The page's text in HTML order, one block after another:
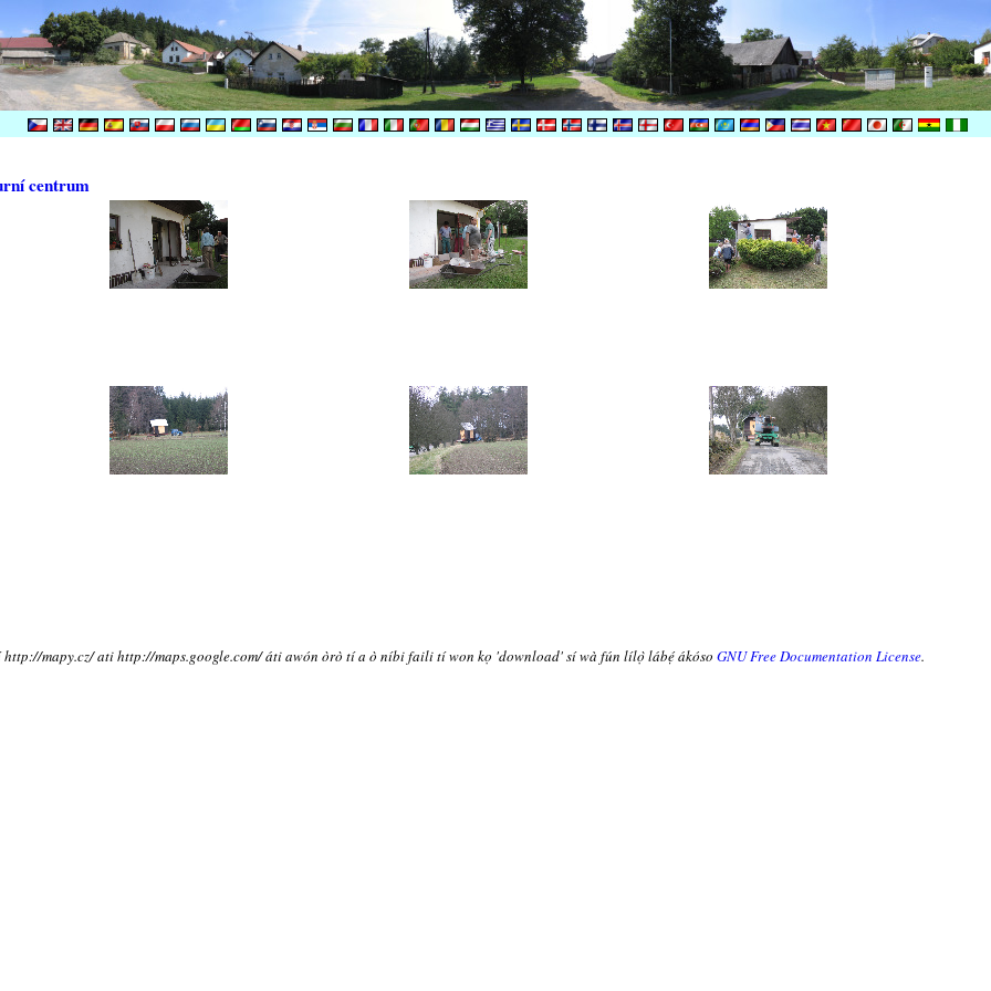
centrum
mapy.cz/ ati http://maps.google.com/ áti awón òrò tí a ò níbi faili tí won kọ 'download' sí wà fún lílọ̀ lábẹ́ ákóso GNU Free Documentation License.